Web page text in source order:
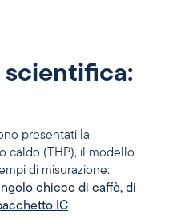
scientifica:
presentati la
caldo (THP), il modello
di misurazione:
chicco di caffè, di
IC